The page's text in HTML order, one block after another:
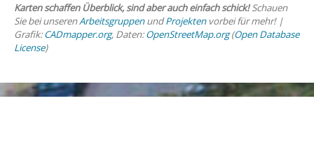
Karten schaffen Überblick, sind aber auch einfach schick!Schauen
Sie bei unserenArbeitsgruppenundProjektenvorbei für mehr! |
Grafik:CADmapper.org, Daten:OpenStreetMap.org(Open Database
License)